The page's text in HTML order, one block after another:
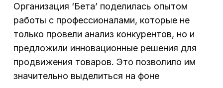
Организация ‘Бета’ поделилась опытом
работы с профессионалами, которые не
только провели анализ конкурентов, но и
предложили инновационные решения для
продвижения товаров. Это позволило им
значительно выделиться на фоне